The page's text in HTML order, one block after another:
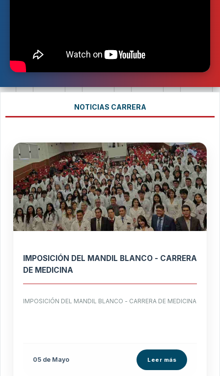
NOTICIAS CARRERA
IMPOSICIÓN DEL MANDIL BLANCO - CARRERA
DE MEDICINA
IMPOSICIÓN DEL MANDIL BLANCO - CARRERA DE MEDICINA
05 de Mayo Leer más